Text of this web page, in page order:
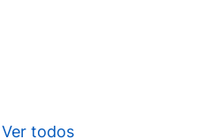
Ver todos